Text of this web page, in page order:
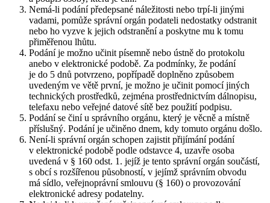
Nemá-li podání předepsané náležitosti nebo trpí-li jinými
vadami, pomůže správní orgán podateli nedostatky odstranit
nebo ho vyzve k jejich odstranění a poskytne mu k tomu
přiměřenou lhůtu.
Podání je možno učinit písemně nebo ústně do protokolu
anebo v elektronické podobě. Za podmínky, že podání
je do 5 dnů potvrzeno, popřípadě doplněno způsobem
uvedeným ve větě první, je možno je učinit pomocí jiných
technických prostředků, zejména prostřednictvím dálnopisu,
telefaxu nebo veřejné datové sítě bez použití podpisu.
Podání se činí u správního orgánu, který je věcně a místně
příslušný. Podání je učiněno dnem, kdy tomuto orgánu došlo.
Není-li správní orgán schopen zajistit přijímání podání
v elektronické podobě podle odstavce 4, uzavře osoba
uvedená v § 160 odst. 1. jejíž je tento správní orgán součástí,
s obcí s rozšířenou působností, v jejímž správním obvodu
má sídlo, veřejnoprávní smlouvu (§ 160) o provozování
elektronické adresy podatelny.